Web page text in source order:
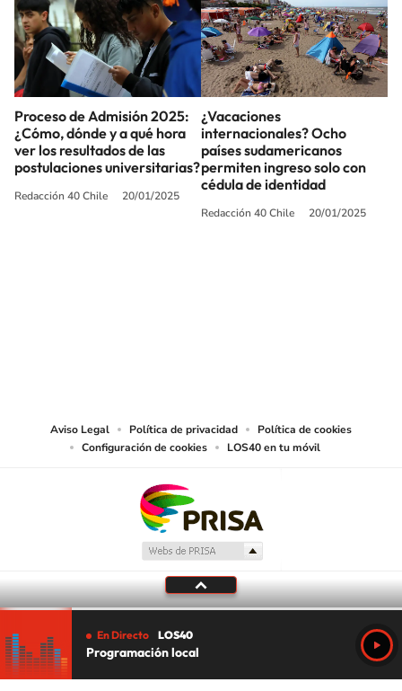
Proceso de Admisión 2025:
¿Cómo, dónde y a qué hora
ver los resultados de las
postulaciones universitarias?
Redacción 40 Chile 20/01/2025
¿Vacaciones
internacionales? Ocho
países sudamericanos
permiten ingreso solo con
cédula de identidad
Redacción 40 Chile 20/01/2025
Aviso Legal Política de privacidad
Política de cookies
Configuración de cookies
LOS40 en tu móvil
En Directo LOS40
Programación local